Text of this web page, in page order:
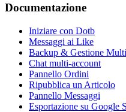
Documentazione
Iniziare con Dotb
Messaggi ai Like
Backup & Gestione
Chat multi-account
Pannello Ordini
Ripubblica un Articolo
Pannello Messaggi
Esportazione su Google